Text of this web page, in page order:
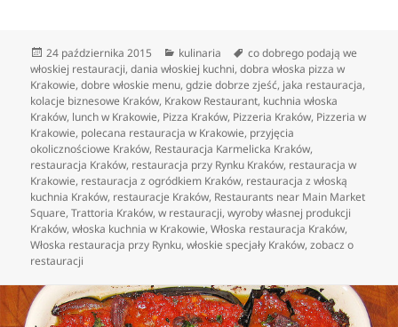
Data
publikacji
24 października 2015 Kategorie
kulinaria Tagi
co dobrego podają we
włoskiej restauracji,dania włoskiej kuchni,dobra włoska pizza w
Krakowie,dobre włoskie menu,gdzie dobrze zjeść, jaka restauracja,
kolacje biznesowe Kraków, Krakow Restaurant, kuchnia włoska
Kraków, lunch w Krakowie, Pizza Kraków, Pizzeria Kraków, Pizzeria w
Krakowie, polecana restauracja w Krakowie, przyjęcia
okolicznościowe Kraków, Restauracja Karmelicka Kraków,
restauracja Kraków, restauracja przy Rynku Kraków, restauracja w
Krakowie, restauracja z ogródkiem Kraków, restauracja z włoską
kuchnia Kraków, restauracje Kraków, Restaurants near Main Market
Square,Trattoria Kraków,w restauracji,wyroby własnej produkcji
Kraków,włoska kuchnia w Krakowie,Włoska restauracja Kraków,
Włoska restauracja przy Rynku,włoskie specjały Kraków,zobacz o
restauracji